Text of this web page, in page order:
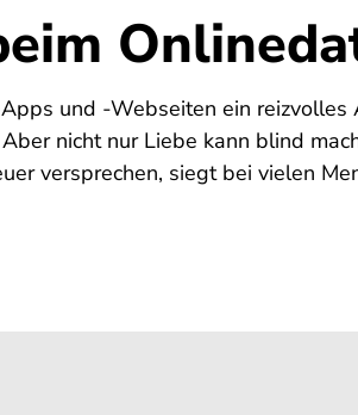
und -Webseiten ein
nicht nur Liebe kann blind
versprechen, siegt bei vielen